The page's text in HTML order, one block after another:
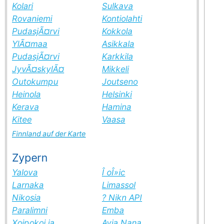
Kolari
Sulkava
Rovaniemi
Kontiolahti
PudasjÃ¤rvi
Kokkola
YlÃ¤maa
Asikkala
PudasjÃ¤rvi
Karkkila
JyvÃ¤skylÃ¤
Mikkeli
Outokumpu
Joutseno
Heinola
Helsinki
Kerava
Hamina
Kitee
Vaasa
Finnland auf der Karte
Zypern
Yalova
Î oÎ»ic
Larnaka
Limassol
Nikosia
? Nikn API
Paralimni
Emba